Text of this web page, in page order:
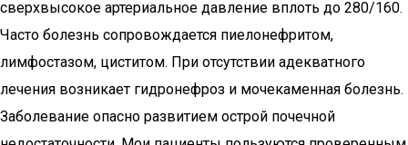
сверхвысокое артериальное давление вплоть до 280/160.
Часто болезнь сопровождается пиелонефритом,
лимфостазом, циститом. При отсутствии адекватного
лечения возникает гидронефроз и мочекаменная болезнь.
Заболевание опасно развитием острой почечной